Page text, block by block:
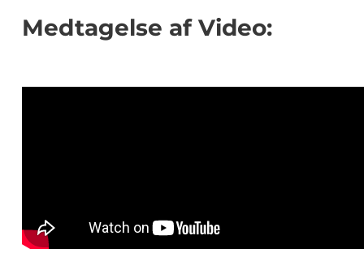
Medtagelse af Video: